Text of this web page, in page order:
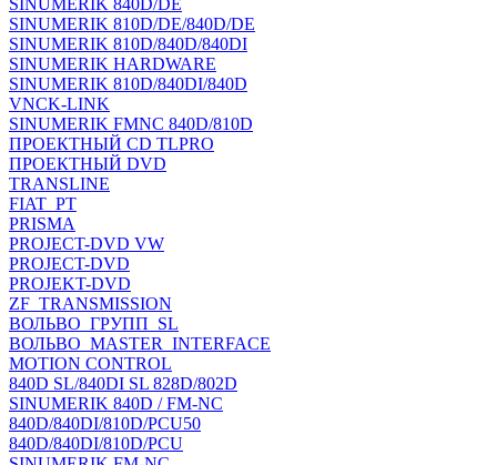
SINUMERIK 840D/DE
SINUMERIK 810D/DE/840D/DE
SINUMERIK 810D/840D/840DI
SINUMERIK HARDWARE
SINUMERIK 810D/840DI/840D
VNCK-LINK
SINUMERIK FMNC 840D/810D
ПРОЕКТНЫЙ CD TLPRO
ПРОЕКТНЫЙ DVD
TRANSLINE
FIAT_PT
PRISMA
PROJECT-DVD VW
PROJECT-DVD
PROJEKT-DVD
ZF_TRANSMISSION
ВОЛЬВО_ГРУПП_SL
ВОЛЬВО_MASTER_INTERFACE
MOTION CONTROL
840D SL/840DI SL 828D/802D
SINUMERIK 840D / FM-NC
840D/840DI/810D/PCU50
840D/840DI/810D/PCU